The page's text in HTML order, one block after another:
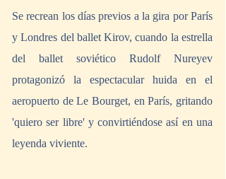
Se recrean los días previos a la gira por París
y Londres del ballet Kirov, cuando la estrella
del ballet soviético Rudolf Nureyev
protagonizó la espectacular huida en el
aeropuerto de Le Bourget, en París, gritando
'quiero ser libre' y convirtiéndose así en una
leyenda viviente.